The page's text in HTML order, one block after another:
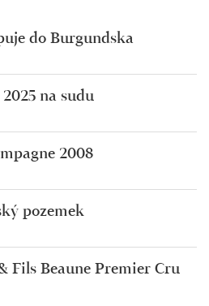
do Burgundska
na sudu
2008
pozemek
Fils Beaune Premier Cru